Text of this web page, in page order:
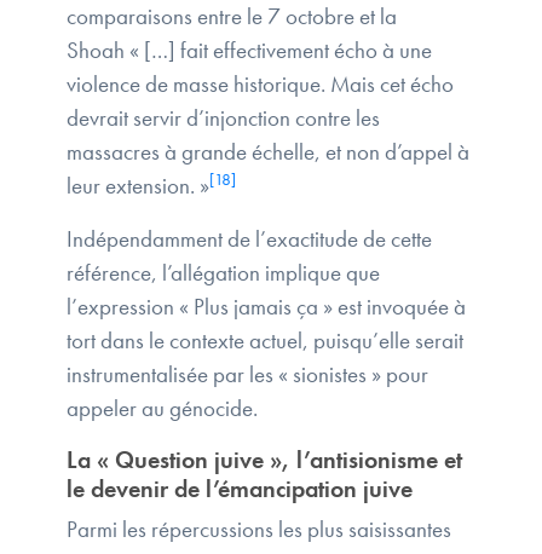
comparaisons entre le 7 octobre et la
Shoah « […] fait effectivement écho à une
violence de masse historique. Mais cet écho
devrait servir d’injonction contre les
massacres à grande échelle, et non d’appel à
leur extension. »[18]
Indépendamment de l’exactitude de cette
référence, l’allégation implique que
l’expression « Plus jamais ça » est invoquée à
tort dans le contexte actuel, puisqu’elle serait
instrumentalisée par les « sionistes » pour
appeler au génocide.
La « Question juive », l’antisionisme et
le devenir de l’émancipation juive
Parmi les répercussions les plus saisissantes